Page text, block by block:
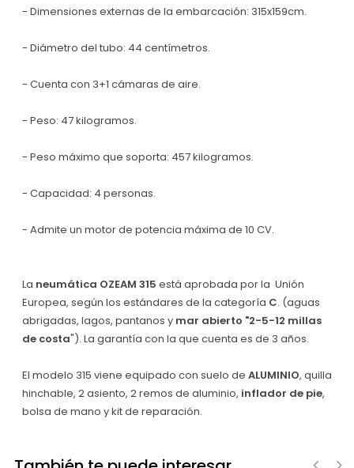
- Dimensiones externas de la embarcación: 315x159cm.
- Diámetro del tubo: 44 centímetros.
- Cuenta con 3+1 cámaras de aire.
- Peso: 47 kilogramos.
- Peso máximo que soporta: 457 kilogramos.
- Capacidad: 4 personas.
- Admite un motor de potencia máxima de 10 CV.
La neumática OZEAM 315 está aprobada por la Unión
Europea, según los estándares de la categoría C. (aguas
abrigadas, lagos, pantanos y mar abierto "2-5-12 millas
de costa"). La garantía con la que cuenta es de 3 años.
El modelo 315 viene equipado con suelo de ALUMINIO, quilla
hinchable, 2 asiento, 2 remos de aluminio, inflador de pie,
bolsa de mano y kit de reparación.